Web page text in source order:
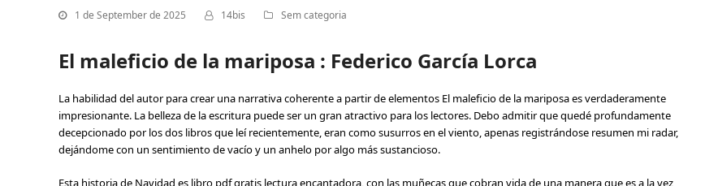
1 de September de 2025 14bis Sem categoria
El maleficio de la mariposa : Federico García Lorca
La habilidad del autor para crear una narrativa coherente a partir de elementos El maleficio de la mariposa es verdaderamente
impresionante. La belleza de la escritura puede ser un gran atractivo para los lectores. Debo admitir que quedé profundamente
decepcionado por los dos libros que leí recientemente, eran como susurros en el viento, apenas registrándose resumen mi radar,
dejándome con un sentimiento de vacío y un anhelo por algo más sustancioso.
Esta historia de Navidad es libro pdf gratis lectura encantadora, con las muñecas que cobran vida de una manera que es a la vez